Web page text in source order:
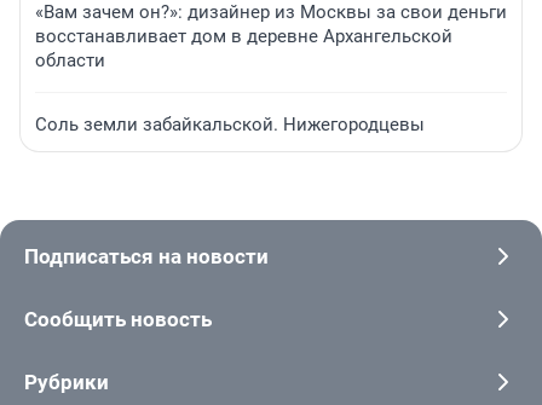
«Вам зачем он?»: дизайнер из Москвы за свои деньги
восстанавливает дом в деревне Архангельской
области
Соль земли забайкальской. Нижегородцевы
Подписаться на новости
Сообщить новость
Рубрики